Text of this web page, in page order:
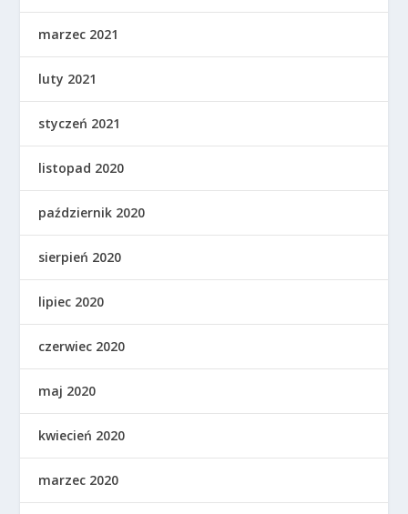
marzec 2021
luty 2021
styczeń 2021
listopad 2020
październik 2020
sierpień 2020
lipiec 2020
czerwiec 2020
maj 2020
kwiecień 2020
marzec 2020